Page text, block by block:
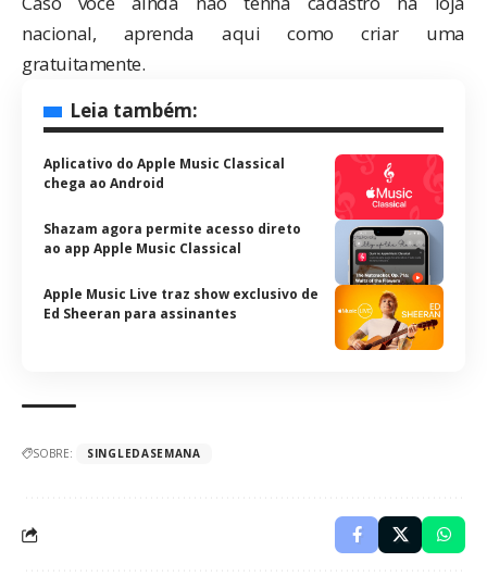
nacional, aprenda aqui como criar uma
gratuitamente.
Leia também:
Aplicativo do Apple Music Classical
chega ao Android
Shazam agora permite acesso direto
ao app Apple Music Classical
Apple Music Live traz show exclusivo de
Ed Sheeran para assinantes
SOBRE: SINGLEDASEMANA